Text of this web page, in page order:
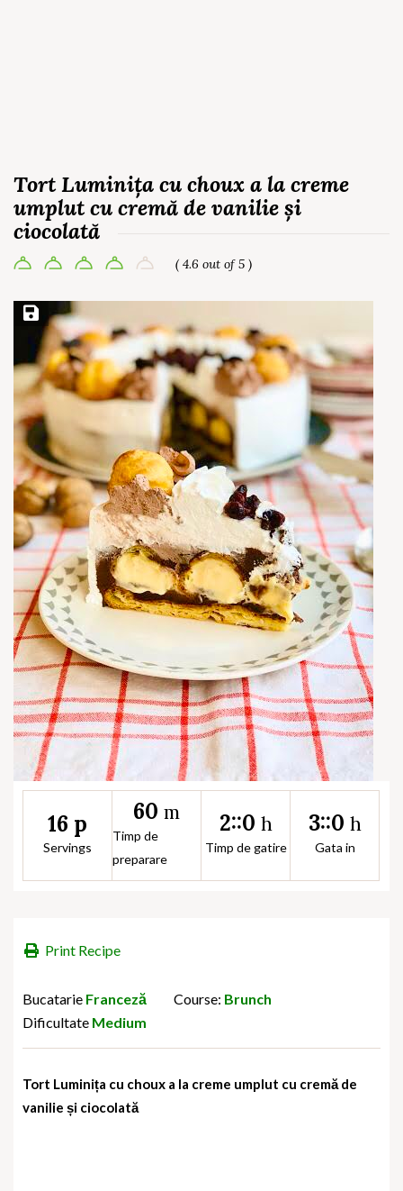
Tort Luminița cu choux a la creme
umplut cu cremă de vanilie și
ciocolată
( 4.6 out of 5 )
Save Recipe
16 p
Servings
60 m
Timp de
preparare
2::0 h
Timp de gatire
3::0 h
Gata in
Print Recipe
Bucatarie Franceză Course: Brunch
Dificultate Medium
Tort Luminița cu choux a la creme umplut cu cremă de
vanilie și ciocolată